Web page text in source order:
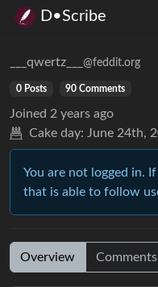
D•Scribe
___qwertz___ @feddit.org
0 Posts 90 Comments
Joined 2 years ago
Cake day: June 24th,
You are not logged in.
that is able to follow
Overview Comments